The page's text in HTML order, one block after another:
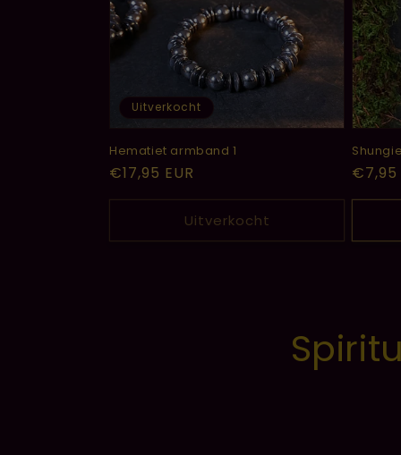
Uitverkocht
Hematiet armband 1
Normale
€17,95 EUR
Uitverkocht
prijs
€7,95